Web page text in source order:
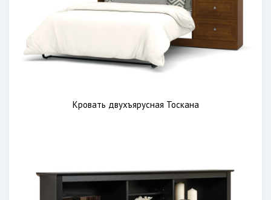
Кровать двухъярусная Тоскана